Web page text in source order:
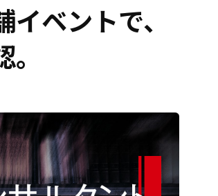
ベントで、